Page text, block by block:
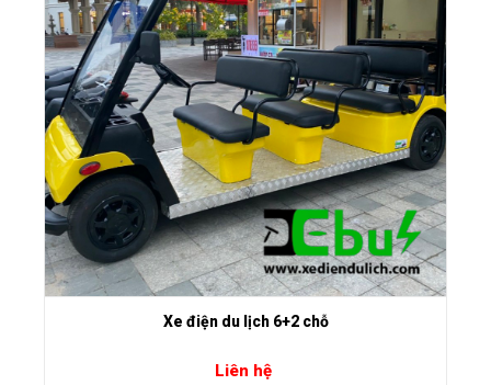
Xe điện du lịch 6+2 chỗ
Liên hệ